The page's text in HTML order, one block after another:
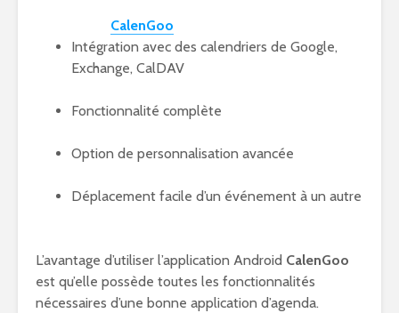
CalenGoo
Intégration avec des calendriers de Google,
Exchange, CalDAV
Fonctionnalité complète
Option de personnalisation avancée
Déplacement facile d’un événement à un autre
L’avantage d’utiliser l’application Android CalenGoo
est qu’elle possède toutes les fonctionnalités
nécessaires d’une bonne application d’agenda.